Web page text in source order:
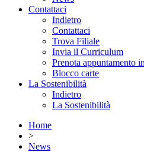
Contattaci
Indietro
Contattaci
Trova Filiale
Invia il Curriculum
Prenota appuntamento
Blocco carte
La Sostenibilità
Indietro
La Sostenibilità
Home
>
News